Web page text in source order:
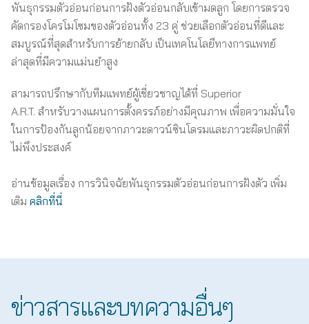
พันธุกรรมตัวอ่อนก่อนการฝังตัวอ่อนกลับเข้ามดลูก โดยการตรวจ
คัดกรองโครโมโซมของตัวอ่อนทั้ง 23 คู่ ช่วยเลือกตัวอ่อนที่ดีและ
สมบูรณ์ที่สุดสำหรับการย้ายกลับ เป็นเทคโนโลยีทางการแพทย์
ล่าสุดที่มีความแม่นยำสูง
สามารถปรึกษากับทีมแพทย์ผู้เชี่ยวชาญได้ที่ Superior
A.R.T. สำหรับวางแผนการตั้งครรภ์อย่างมีคุณภาพ เพื่อความมั่นใจ
ในการป้องกันลูกน้อยจากภาวะดาวน์ซินโดรมและภาวะผิดปกติที่
ไม่พึงประสงค์
อ่านข้อมูลเรื่อง การวินิจฉัยพันธุกรรมตัวอ่อนก่อนการฝังตัว เพิ่ม
เติม คลิกที่นี่
ข่าวสารและบทความอื่นๆ